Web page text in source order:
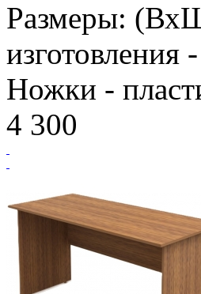
Размеры:
Ножки -
4 300